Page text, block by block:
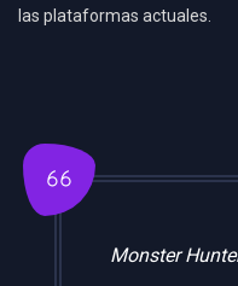
las plataformas actuales.
Monster